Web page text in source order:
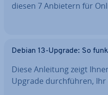
diesen 7 Anbietern für
Debian 13-Upgrade: So
Diese Anleitung zeigt
Upgrade durch­füh­ren, Ihr